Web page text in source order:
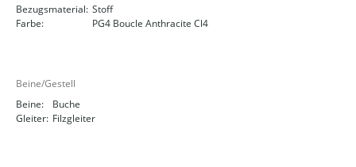
Bezugsmaterial: Stoff
Farbe:
PG4 Boucle Anthracite Cl4
Beine/Gestell
Beine:
Buche
Gleiter: Filzgleiter